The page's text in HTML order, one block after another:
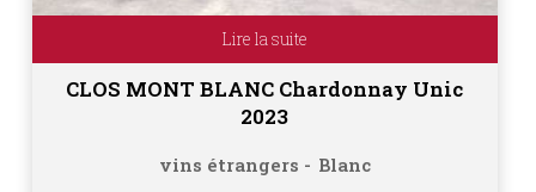
Lire la suite
CLOS MONT BLANC Chardonnay Unic
2023
vins étrangers Blanc